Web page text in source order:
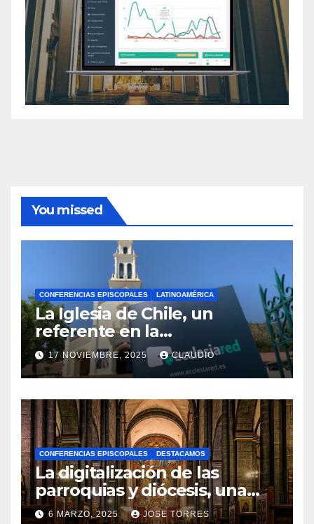
You missed
CONFERENCIAS EPISCOPALES LATINOAMÉRICA
La Iglesia de Chile, un
referente en la
transformación digital
gracias a Ecclesiared
17 NOVIEMBRE, 2025 CLAUDIO
N
O
H
A
Y
C
O
CONFERENCIAS EPISCOPALES DESTACAMOS
La digitalización de las
parroquias y diócesis, una
realidad ya para el futuro de
6 MARZO, 2025 JOSE TORRES